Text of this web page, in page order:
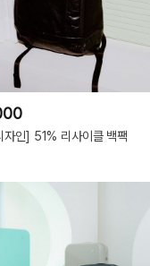
자인] 51% 리사이클 백팩